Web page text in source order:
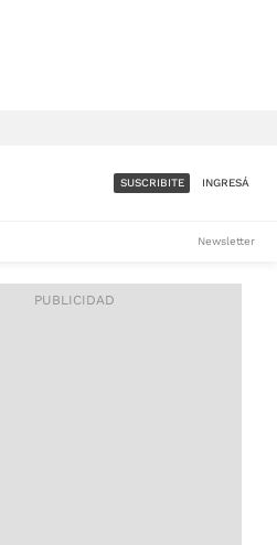
ACCESO FULL - $1.800/MES
SUSCRIBITE INGRESÁ
Newsletter